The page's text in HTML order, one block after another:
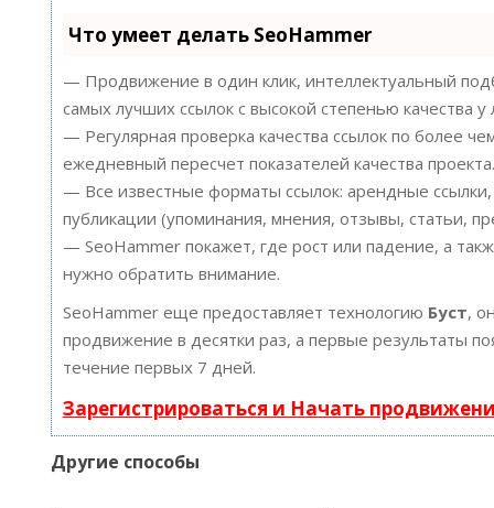
Что умеет делать SeoHammer
— Продвижение в один клик, интеллектуальный
самых лучших ссылок с высокой степенью качества
— Регулярная проверка качества ссылок по более
ежедневный пересчет показателей качества проекта.
— Все известные форматы ссылок: арендные
публикации (упоминания, мнения, отзывы, статьи,
— SeoHammer покажет, где рост или падение, а
нужно обратить внимание.
SeoHammer еще предоставляет технологию Буст,
продвижение в десятки раз, а первые результаты
течение первых 7 дней.
Зарегистрироваться и Начать
Другие способы